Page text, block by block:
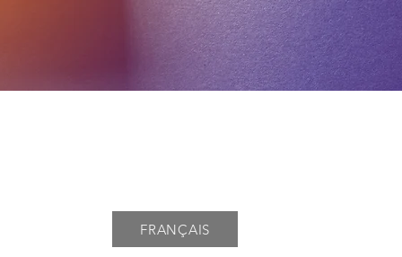
FRANÇAIS